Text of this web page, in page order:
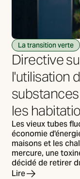
La transition verte
Directive
l'utilisation
les
Les vieux tubes
économie
maisons et les
mercure, une
décidé de retirer
Lire